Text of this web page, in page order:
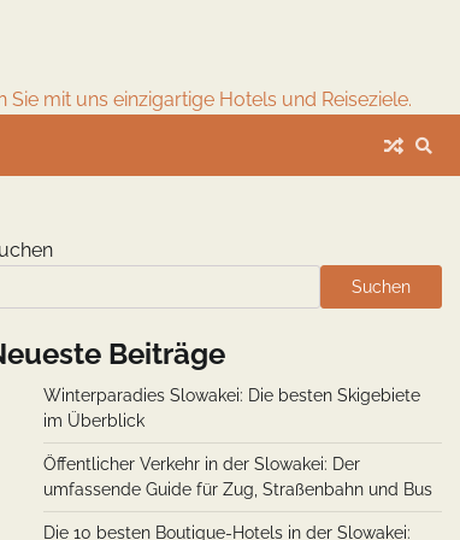
mit uns einzigartige Hotels und Reiseziele.
Suchen
Beiträge
Winterparadies Slowakei: Die besten Skigebiete
im Überblick
Öffentlicher Verkehr in der Slowakei: Der
umfassende Guide für Zug, Straßenbahn und Bus
Die 10 besten Boutique-Hotels in der Slowakei: